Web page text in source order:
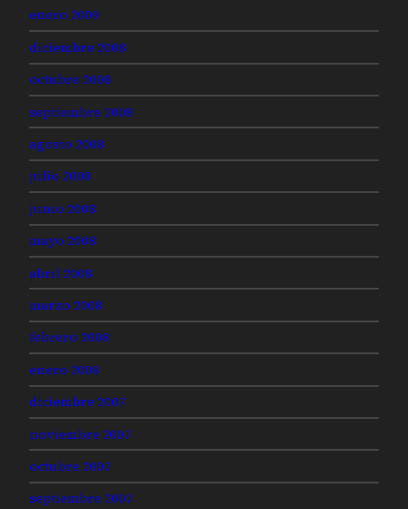
enero 2009
diciembre 2008
octubre 2008
septiembre 2008
agosto 2008
julio 2008
junio 2008
mayo 2008
abril 2008
marzo 2008
febrero 2008
enero 2008
diciembre 2007
noviembre 2007
octubre 2007
septiembre 2007